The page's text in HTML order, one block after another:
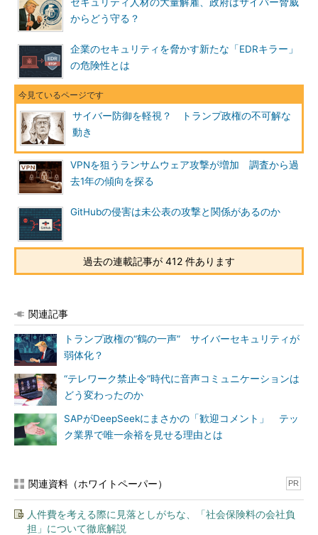
からどう守る？
企業のセキュリティを脅かす新たな「EDRキラー」
の危険性とは
サイバー防御を軽視？ トランプ政権の不可解な
動き
VPNを狙うランサムウェア攻撃が増加 調査から過
去1年の傾向を探る
GitHubの侵害は未公表の攻撃と関係があるのか
過去の連載記事が 412 件あります
関連記事
トランプ政権の“鶴の一声” サイバーセキュリティが
弱体化？
“テレワーク禁止令”時代に音声コミュニケーションは
どう変わったのか
SAPがDeepSeekにまさかの「歓迎コメント」 テッ
ク業界で唯一余裕を見せる理由とは
関連資料（ホワイトペーパー） PR
人件費を考える際に見落としがちな、「社会保険料の会社負
担」について徹底解説